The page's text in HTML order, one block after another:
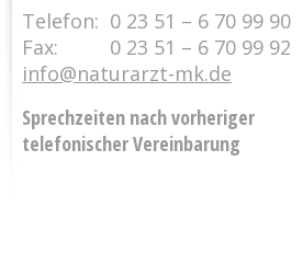
Telefon: 0 23 51 – 6 70 99 90
Fax:
0 23 51 – 6 70 99 92
info@naturarzt-mk.de
Sprechzeiten nach vorheriger
telefonischer Vereinbarung